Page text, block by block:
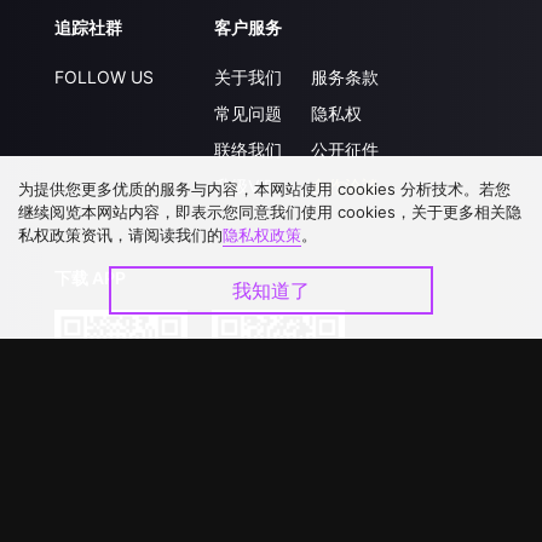
追踪社群
FOLLOW US
客户服务
关于我们
常见问题
联络我们
升级VIP
服务条款
隐私权
公开征件
合作洽談
为提供您更多优质的服务与内容，本网站使用 cookies 分析技术。若您
继续阅览本网站内容，即表示您同意我们使用 cookies，关于更多相关隐
私权政策资讯，请阅读我们的隐私权政策。
我知道了